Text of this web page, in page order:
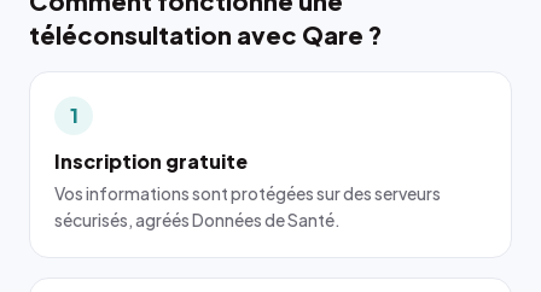
téléconsultation avec Qare ?
1
Inscription gratuite
Vos informations sont protégées sur des serveurs
sécurisés, agréés Données de Santé.